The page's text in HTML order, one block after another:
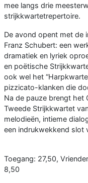
mee langs drie
strijkkwartetrepertoire.
De avond opent met de
Franz Schubert: een
dramatiek en lyriek
en poëtische
ook wel het
pizzicato-klanken die
Na de pauze brengt het
Tweede Strijkkwartet
melodieën, intieme
een indrukwekkend slot
Toegang: 27,50,
8,50